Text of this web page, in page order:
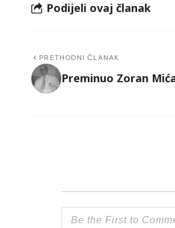
Podijeli ovaj članak
PRETHODNI ČLANAK
Preminuo Zoran